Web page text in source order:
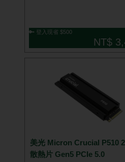
🔑 登入現省 $500
NT$
美光 Micron Crucial P510
散熱片 Gen5 PCIe 5.0